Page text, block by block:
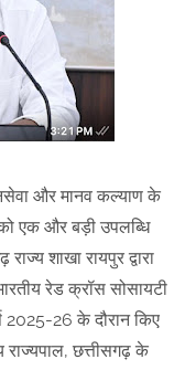
और मानव कल्याण के
एक और बड़ी उपलब्धि
शाखा रायपुर द्वारा
रेड क्रॉस सोसायटी
2025-26 के दौरान किए
राज्यपाल, छत्तीसगढ़ के